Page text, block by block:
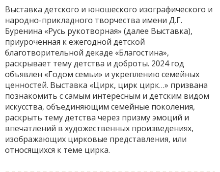
Выставка детского и юношеского изографического и
народно-прикладного творчества имени Д.Г.
Буренина «Русь рукотворная» (далее Выставка),
приуроченная к ежегодной детской
благотворительной декаде «Благостина»,
раскрывает тему детства и доброты. 2024 год
объявлен «Годом семьи» и укреплению семейных
ценностей. Выставка «Цирк, цирк цирк…» призвана
познакомить с самым интересным и детским видом
искусства, объединяющим семейные поколения,
раскрыть тему детства через призму эмоций и
впечатлений в художественных произведениях,
изображающих цирковые представления, или
относящихся к теме цирка.